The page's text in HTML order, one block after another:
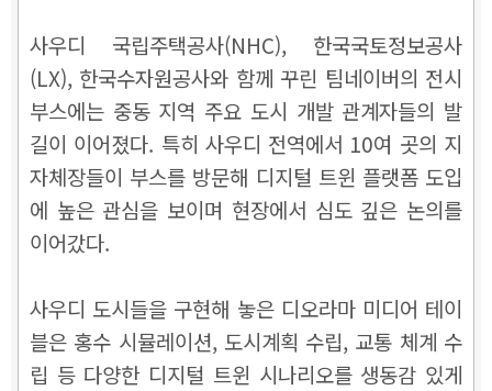
사우디 국립주택공사(NHC), 한국국토정보공사
(LX), 한국수자원공사와 함께 꾸린 팀네이버의 전시
부스에는 중동 지역 주요 도시 개발 관계자들의 발
길이 이어졌다. 특히 사우디 전역에서 10여 곳의 지
자체장들이 부스를 방문해 디지털 트윈 플랫폼 도입
에 높은 관심을 보이며 현장에서 심도 깊은 논의를
이어갔다.
사우디 도시들을 구현해 놓은 디오라마 미디어 테이
블은 홍수 시뮬레이션, 도시계획 수립, 교통 체계 수
립 등 다양한 디지털 트윈 시나리오를 생동감 있게